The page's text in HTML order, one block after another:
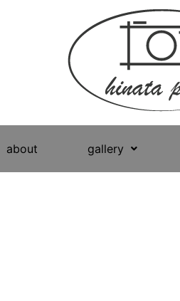
about gallery